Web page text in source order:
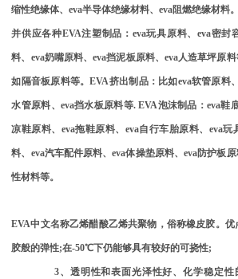
缩性绝缘体、eva半导体绝缘材料、eva阻燃绝缘材料。
并供应各种EVA注塑制品： eva玩具原料、 eva密封
料、 eva奶嘴原料、eva挡泥板原料、 eva人造草坪原
如隔音板原料等。EVA挤出制品：比如eva软管原料
水管原料、 eva挡水板原料等. EVA泡沫制品：eva鞋
凉鞋原料、 eva拖鞋原料、 eva自行车胎原料、 eva玩
料、 eva汽车配件原料、eva体操垫原料、eva防护板原
性材料等。
EVA中文名称乙烯醋酸乙烯共聚物，俗称橡皮胶。优
胶般的弹性;在-50℃下仍能够具有较好的可挠性;
3、透明性和表面光泽性好、化学稳定性